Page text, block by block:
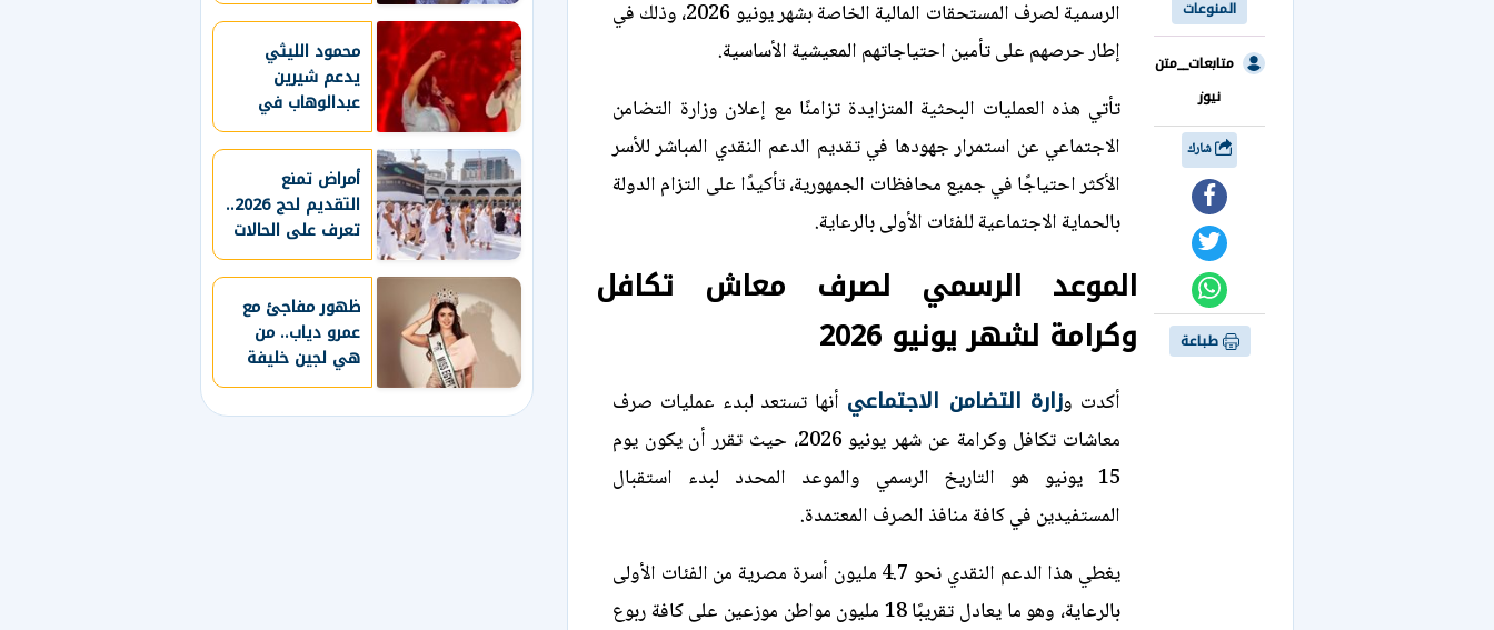
المنوعات
متابعات__متن
نيوز
طباعة
الرسمية لصرف المستحقات المالية الخاصة بشهر يونيو 2026، وذلك في
إطار حرصهم على تأمين احتياجاتهم المعيشية الأساسية.
تأتي هذه العمليات البحثية المتزايدة تزامنًا مع إعلان وزارة التضامن
الاجتماعي عن استمرار جهودها في تقديم الدعم النقدي المباشر للأسر
الأكثر احتياجًا في جميع محافظات الجمهورية، تأكيدًا على التزام الدولة
بالحماية الاجتماعية للفئات الأولى بالرعاية.
الموعد الرسمي لصرف معاش تكافل
وكرامة لشهر يونيو 2026
أكدت وزارة التضامن الاجتماعي أنها تستعد لبدء عمليات صرف
معاشات تكافل وكرامة عن شهر يونيو 2026، حيث تقرر أن يكون يوم
15 يونيو هو التاريخ الرسمي والموعد المحدد لبدء استقبال
المستفيدين في كافة منافذ الصرف المعتمدة.
يغطي هذا الدعم النقدي نحو 4.7 مليون أسرة مصرية من الفئات الأولى
بالرعاية، وهو ما يعادل تقريبًا 18 مليون مواطن موزعين على كافة ربوع
الجمهور
محمود الليثي
يدعم شيرين
عبدالوهاب في
الساحل الشمالي..
مفاجأة على
المسرح
أمراض تمنع
التقديم لحج 2026..
تعرف على الحالات
المحظورة
ظهور مفاجئ مع
عمرو دياب.. من
هي لجين خليفة
التي أثارت اهتمام
الجمهور؟